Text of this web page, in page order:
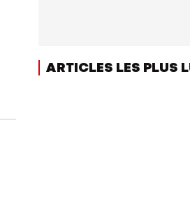
ARTICLES LES PLUS